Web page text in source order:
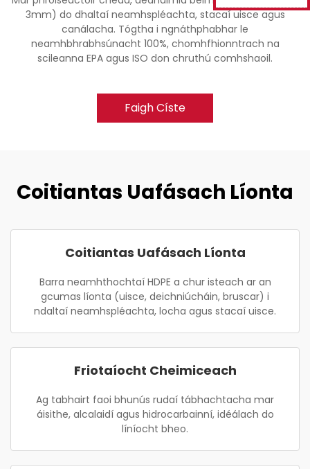
3mm) do dhaltaí neamhspléachta, stacaí uisce agus
canálacha. Tógtha i ngnáthphabhar le
neamhbhrabhsúnacht 100%, chomhfhionntrach na
scileanna EPA agus ISO don chruthú comhshaoil.
Faigh Císte
Coitiantas Uafásach Líonta
Coitiantas Uafásach Líonta
Barra neamhthochtaí HDPE a chur isteach ar an
gcumas líonta (uisce, deichniúcháin, bruscar) i
ndaltaí neamhspléachta, locha agus stacaí uisce.
Friotaíocht Cheimiceach
Ag tabhairt faoi bhunús rudaí tábhachtacha mar
áisithe, alcalaidí agus hidrocarbainní, idéálach do
líníocht bheo.